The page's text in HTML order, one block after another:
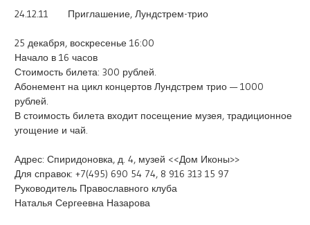
24.12.11 Приглашение, Лундстрем-трио
25 декабря, воскресенье 16:00
Начало в 16 часов
Стоимость билета: 300 рублей.
Абонемент на цикл концертов Лундстрем трио — 1000
рублей.
В стоимость билета входит посещение музея, традиционное
угощение и чай.
Адрес: Спиридоновка, д. 4, музей <<Дом Иконы>>
Для справок: +7(495) 690 54 74, 8 916 313 15 97
Руководитель Православного клуба
Наталья Сергеевна Назарова